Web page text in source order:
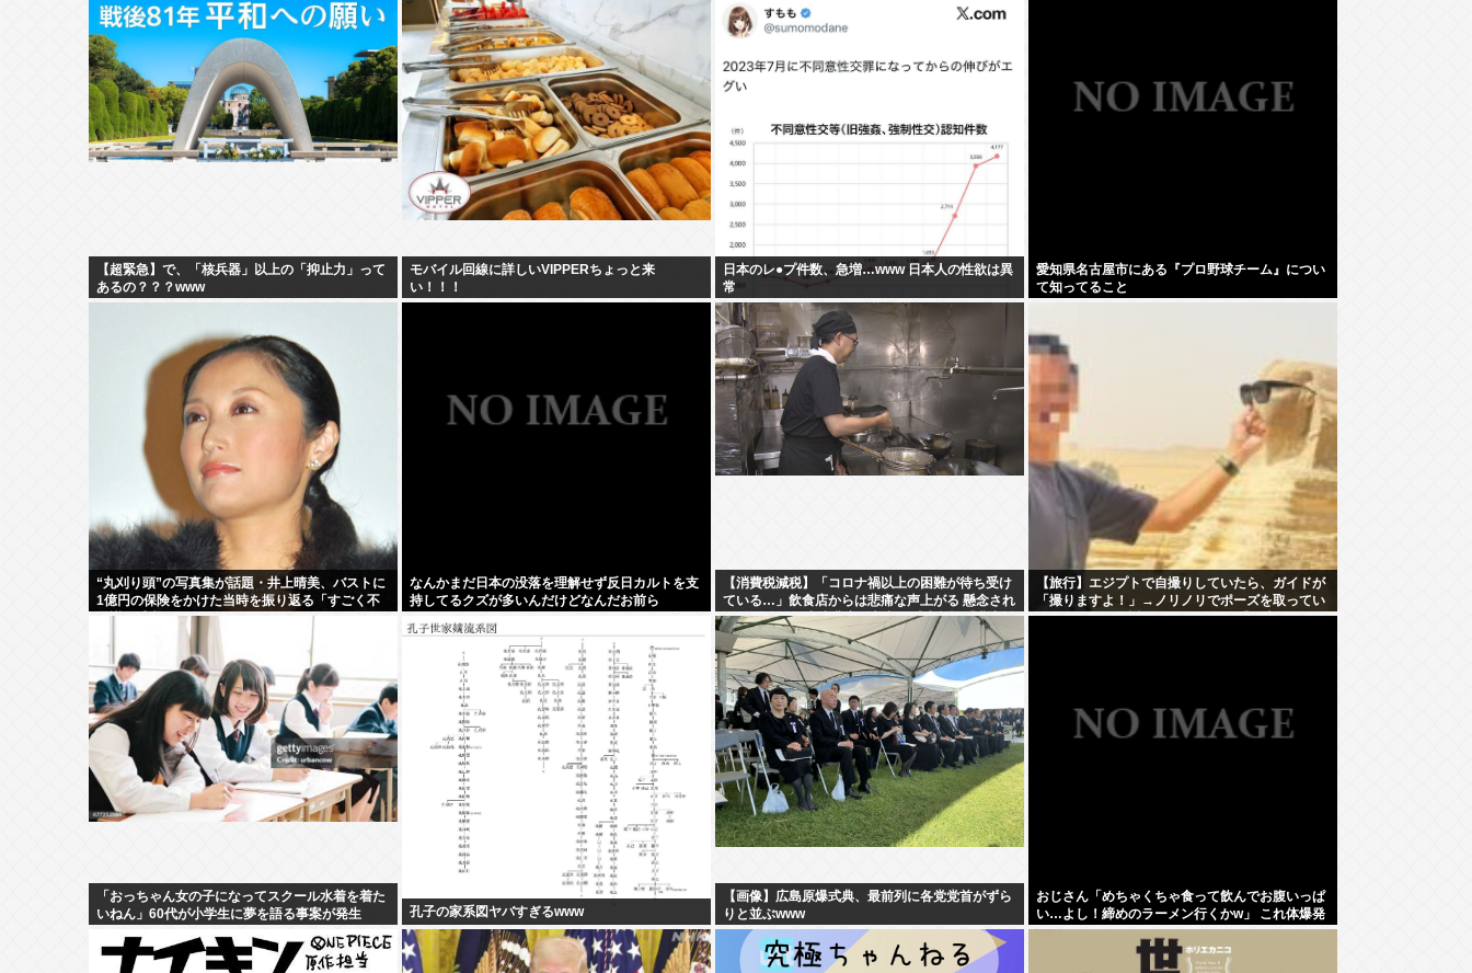
【超緊急】で、「核兵器」以上の「抑止力」って
あるの？？？www
モバイル回線に詳しいVIPPERちょっと来
い！！！
日本のレ●プ件数、急増…www 日本人の性欲は異
常
愛知県名古屋市にある『プロ野球チーム』につい
て知ってること
“丸刈り頭”の写真集が話題・井上晴美、バストに
1億円の保険をかけた当時を振り返る「すごく不
思議な感覚」
なんかまだ日本の没落を理解せず反日カルトを支
持してるクズが多いんだけどなんだお前ら
【消費税減税】「コロナ禍以上の困難が待ち受け
ている…」飲食店からは悲痛な声上がる 懸念され
る”外食離れ” 中小農家は収入の減少危惧「農家離
れに拍車が…」
【旅行】エジプトで自撮りしていたら、ガイドが
「撮りますよ！」→ノリノリでポーズを取ってい
たら…スマホを返してもらえない 「日本人はカモ
「おっちゃん女の子になってスクール水着を着た
いねん」60代が小学生に夢を語る事案が発生
孔子の家系図ヤバすぎるwww
【画像】広島原爆式典、最前列に各党党首がずら
りと並ぶwww
おじさん「めちゃくちゃ食って飲んでお腹いっぱ
い…よし！締めのラーメン行くかw」 これ体爆発
しないの？